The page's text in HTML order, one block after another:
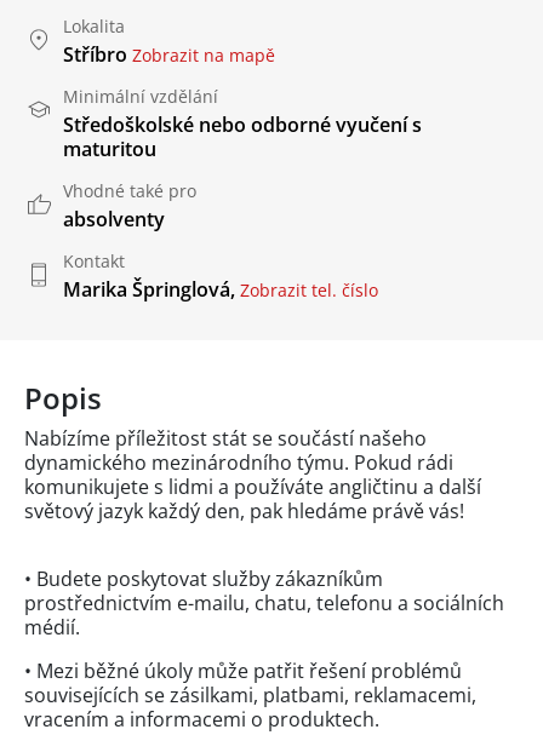
Lokalita
Stříbro Zobrazit na mapě
Minimální vzdělání
Středoškolské nebo odborné vyučení s
maturitou
Vhodné také pro
absolventy
Kontakt
Marika Špringlová, Zobrazit tel. číslo
Popis
Nabízíme příležitost stát se součástí našeho
dynamického mezinárodního týmu. Pokud rádi
komunikujete s lidmi a používáte angličtinu a další
světový jazyk každý den, pak hledáme právě vás!
• Budete poskytovat služby zákazníkům
prostřednictvím e-mailu, chatu, telefonu a sociálních
médií.
• Mezi běžné úkoly může patřit řešení problémů
souvisejících se zásilkami, platbami, reklamacemi,
vracením a informacemi o produktech.